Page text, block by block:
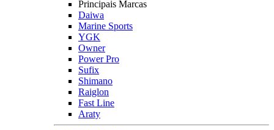
Principais Marcas
Daiwa
Marine Sports
YGK
Owner
Power Pro
Sufix
Shimano
Raiglon
Fast Line
Araty